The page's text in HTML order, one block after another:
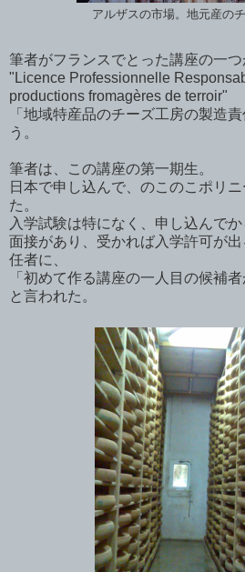
アルザスの市場。地元産のチ
筆者がフランスでとった講座の一つ
"Licence Professionnelle
productions fromagères de terroir"
「地域特産品のチーズ工房の製造
う。
筆者は、この講座の第一期生。
日本で申し込んで、のこのこポリ
た。
入学試験は特になく、申し込んでか
面接があり、受かれば入学許可が
任者に、
「初めて作る講座の一人目の候補
と言われた。